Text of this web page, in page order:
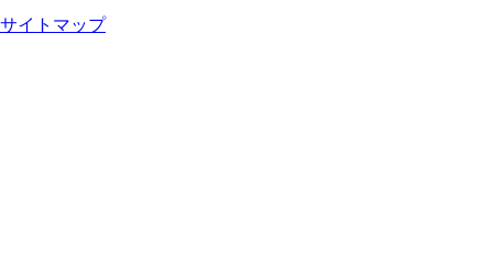
サイトマップ